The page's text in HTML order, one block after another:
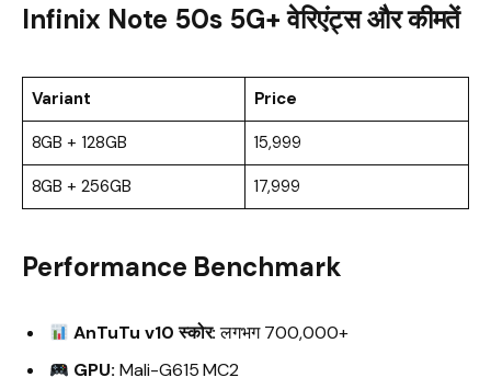
Infinix Note 50s 5G+ वेरिएंट्स और कीमतें
Variant
Price
8GB + 128GB
₹15,999
8GB + 256GB
₹17,999
Performance Benchmark
AnTuTu v10 स्कोर:लगभग 700,000+
GPU: Mali-G615 MC2